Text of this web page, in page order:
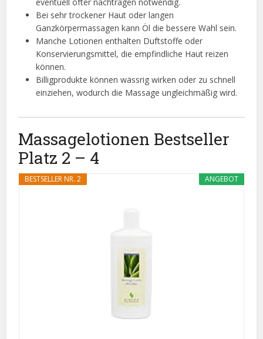
Bei sehr trockener Haut oder langen
Ganzkörpermassagen kann Öl die bessere Wahl sein.
Manche Lotionen enthalten Duftstoffe oder
Konservierungsmittel, die empfindliche Haut reizen
können.
Billigprodukte können wässrig wirken oder zu schnell
einziehen, wodurch die Massage ungleichmäßig wird.
Massagelotionen Bestseller
Platz 2 – 4
ANGEBOT
BESTSELLER NR. 2